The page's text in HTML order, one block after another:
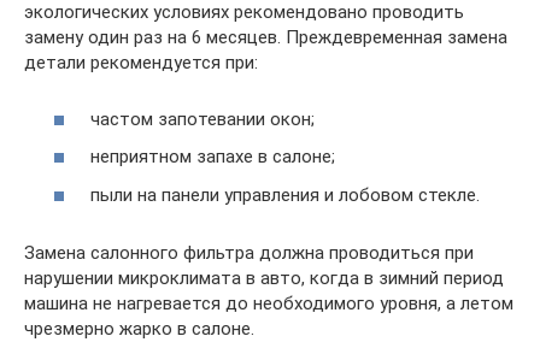
экологических условиях рекомендовано проводить
замену один раз на 6 месяцев. Преждевременная замена
детали рекомендуется при:
частом запотевании окон;
неприятном запахе в салоне;
пыли на панели управления и лобовом стекле.
Замена салонного фильтра должна проводиться при
нарушении микроклимата в авто, когда в зимний период
машина не нагревается до необходимого уровня, а летом
чрезмерно жарко в салоне.